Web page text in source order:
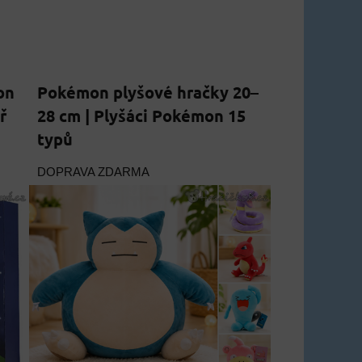
Pokémon plyšové hračky 20–
28 cm | Plyšáci Pokémon 15
typů
DOPRAVA ZDARMA